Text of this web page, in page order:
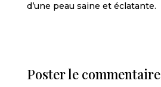
d’une peau saine et éclatante.
Poster le commentaire